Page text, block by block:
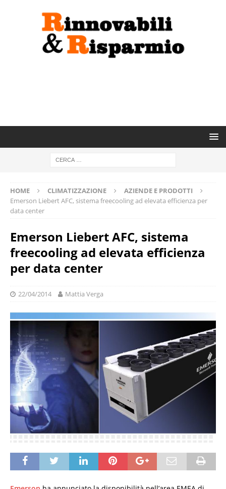
HOME CLIMATIZZAZIONE
AZIENDE E PRODOTTI
Emerson Liebert AFC, sistema freecooling ad elevata efficienza per
data center
Emerson Liebert AFC, sistema
freecooling ad elevata efficienza
per data center
22/04/2014 Mattia Verga